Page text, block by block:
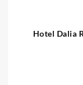
Hotel Dalia